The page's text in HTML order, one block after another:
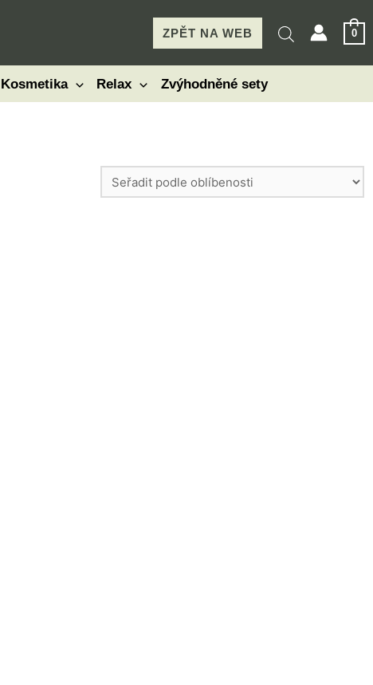
ZPĚT NA WEB 0
Kosmetika Relax Zvýhodněné sety